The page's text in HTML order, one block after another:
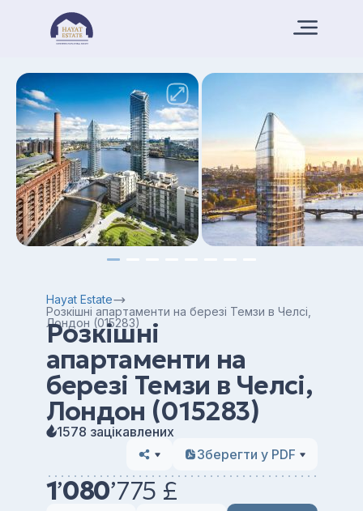
Hayat Estate
Розкішні апартаменти на березі Темзи в Челсі,
Лондон (015283)
Розкішні
апартаменти на
березі Темзи в Челсі,
Лондон (015283)
1578 зацікавлених
Зберегти у PDF
1’080’775 £